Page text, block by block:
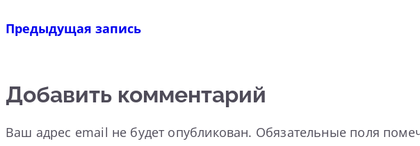
Предыдущая запись
Добавить комментарий
Ваш адрес email не будет опубликован. Обязательные поля